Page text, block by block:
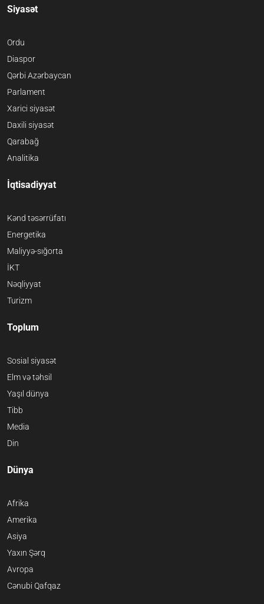
Siyasət
Ordu
Diaspor
Qərbi Azərbaycan
Parlament
Xarici siyasət
Daxili siyasət
Qarabağ
Analitika
İqtisadiyyat
Kənd təsərrüfatı
Energetika
Maliyyə-sığorta
İKT
Nəqliyyat
Turizm
Toplum
Sosial siyasət
Elm və təhsil
Yaşıl dünya
Tibb
Media
Din
Dünya
Afrika
Amerika
Asiya
Yaxın Şərq
Avropa
Cənubi Qafqaz